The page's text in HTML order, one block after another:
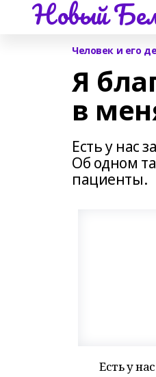
Новый
Человек и его
Я
в
Есть у нас
Об одном
пациенты.
Есть у